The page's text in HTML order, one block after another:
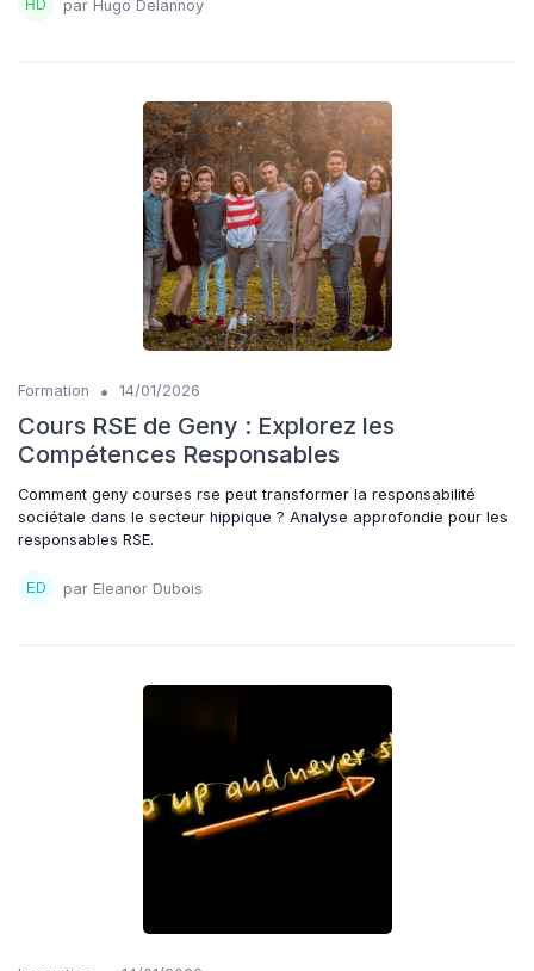
par Hugo Delannoy
Formation • 14/01/2026
Cours RSE de Geny : Explorez les
Compétences Responsables
Comment geny courses rse peut transformer la responsabilité
sociétale dans le secteur hippique ? Analyse approfondie pour les
responsables RSE.
par Eleanor Dubois